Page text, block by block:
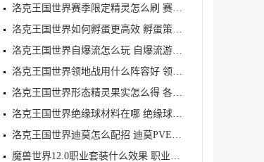
洛克王国世界赛季限定精灵怎么刷 赛季限定奇遇精灵刷
洛克王国世界如何孵蛋更高效 孵蛋策略分享
洛克王国世界自爆流怎么玩 自爆流游玩心得
洛克王国世界领地战用什么阵容好 领地战速通阵容推荐
洛克王国世界形态精灵果实怎么得 各形态精灵果实获取
洛克王国世界绝缘球材料在哪 绝缘球材料收集线路攻略
洛克王国世界迪莫怎么配招 迪莫PVE与PVP配招推荐
魔兽世界12.0职业套装什么效果 职业套装一览